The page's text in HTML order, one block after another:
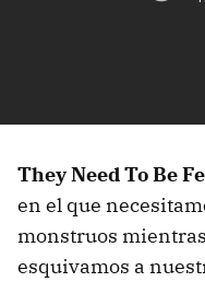
They Need To Be
en el que
monstruos
esquivamos a